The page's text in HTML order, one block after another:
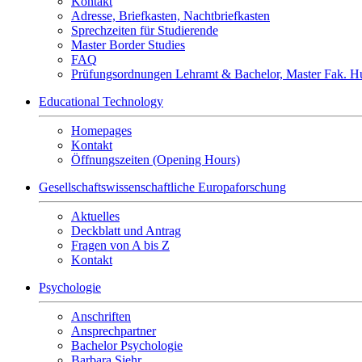
Adresse, Briefkasten, Nachtbriefkasten
Sprechzeiten für Studierende
Master Border Studies
FAQ
Prüfungsordnungen Lehramt & Bachelor, Master Fak.
Educational Technology
Homepages
Kontakt
Öffnungszeiten (Opening Hours)
Gesellschaftswissenschaftliche Europaforschung
Aktuelles
Deckblatt und Antrag
Fragen von A bis Z
Kontakt
Psychologie
Anschriften
Ansprechpartner
Bachelor Psychologie